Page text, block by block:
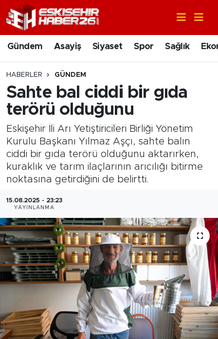
Gündem Asayiş Siyaset Spor Sağlık
HABERLER GÜNDEM
Sahte bal ciddi bir gıda
terörü olduğunu
Eskişehir İli Arı Yetiştiricileri Birliği Yönetim
Kurulu Başkanı Yılmaz Aşçı, sahte balın
ciddi bir gıda terörü olduğunu aktarırken,
kuraklık ve tarım ilaçlarının arıcılığı bitirme
noktasına getirdiğini de belirtti.
15.08.2025 - 23:23
YAYINLANMA
Gündem
Asayiş
Siyaset
Spor
Sağlık
Ekonomi
Sanat
Bölge
Teknoloji
Magazin
Dünya
Sektör
Nöbetçi Eczaneler
Hava Durumu
Trafik Durumu
Süper Lig Puan Durumu ve Fikstür
Tüm Manşetler
Son Dakika Haberleri
Haber Arşivi